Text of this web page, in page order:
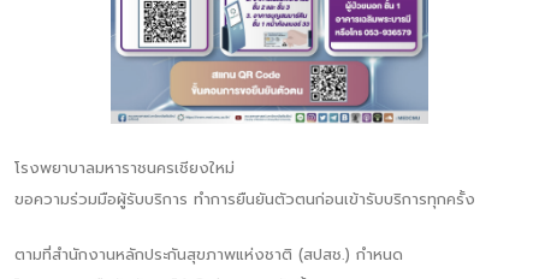
โรงพยาบาลมหาราชนครเชียงใหม่
ขอความร่วมมือผู้รับบริการ ทำการยืนยันตัวตนก่อนเข้ารับบริการทุกครั้ง
ตามที่สำนักงานหลักประกันสุขภาพแห่งชาติ (สปสช.) กำหนด